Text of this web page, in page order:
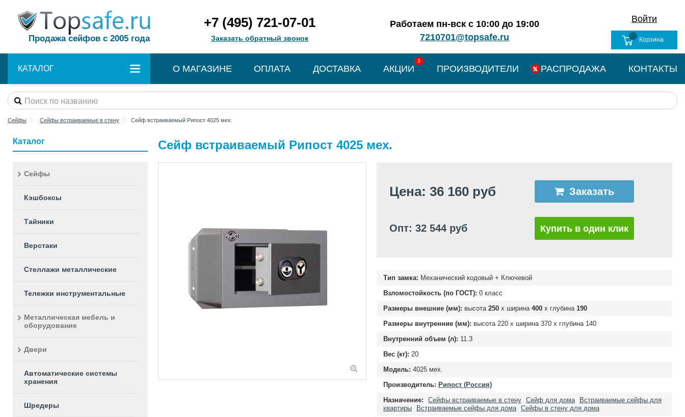
Продажа сейфов с 2005 года
Войти
Корзина
Работаем пн-вск с 10:00 до 19:00
7210701@topsafe.ru
+7 (495) 721-07-01
Заказать обратный звонок
КАТАЛОГ О МАГАЗИНЕ ОПЛАТА ДОСТАВКА
3
АКЦИИ ПРОИЗВОДИТЕЛИ РАСПРОДАЖА КОНТАКТЫ
Сейфы Сейфы встраиваемые в стену Сейф встраиваемый Рипост 4025 мех.
Каталог
Сейфы
Кэшбоксы
Тайники
Верстаки
Стеллажи металлические
Тележки инструментальные
Металлическая мебель и
оборудование
Двери
Автоматические системы
хранения
Шредеры
Сейф встраиваемый Рипост 4025 мех.
Цена: 36 160 руб
Опт: 32 544 руб
Заказать
Купить в один клик
Тип замка: Механический кодовый + Ключевой
Взломостойкость (по ГОСТ): 0 класс
Размеры внешние (мм): высота 250х ширина 400х глубина 190
Размеры внутренние (мм): высота 220х ширина 370х глубина 140
Внутренний объем (л): 11.3
Вес (кг): 20
Модель: 4025 мех.
Производитель: Рипост (Россия)
Назначение:
Сейфы встраиваемые в стену Сейф для дома
Встраиваемые сейфы для
квартиры
Встраиваемые сейфы для дома Сейфы в стену для дома